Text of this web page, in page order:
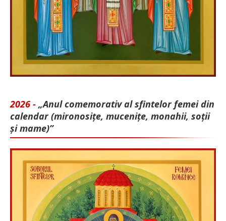
2026 - „Anul comemorativ al sfintelor femei din
calendar (mironosițe, mu­cenițe, monahii, soții
și mame)”